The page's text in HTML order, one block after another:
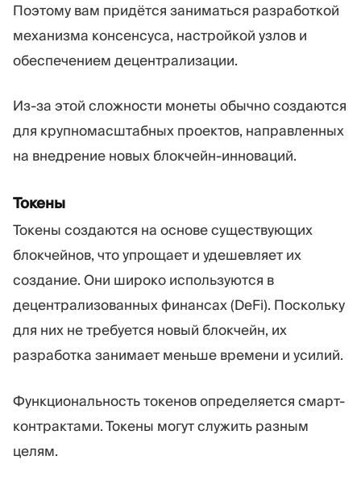
Поэтому вам придётся заниматься разработкой
механизма консенсуса, настройкой узлов и
обеспечением децентрализации.
Из-за этой сложности монеты обычно создаются
для крупномасштабных проектов, направленных
на внедрение новых блокчейн-инноваций.
Токены
Токены создаются на основе существующих
блокчейнов, что упрощает и удешевляет их
создание. Они широко используются в
децентрализованных финансах (DeFi). Поскольку
для них не требуется новый блокчейн, их
разработка занимает меньше времени и усилий.
Функциональность токенов определяется смарт-
контрактами. Токены могут служить разным
целям.